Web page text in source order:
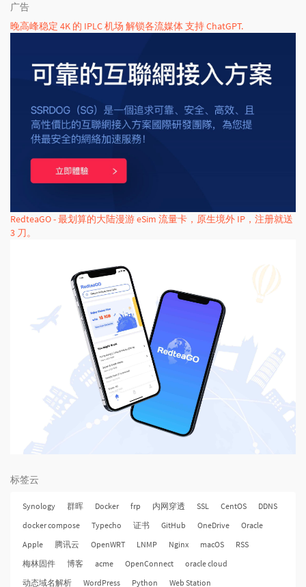
广告
晚高峰稳定 4K 的 IPLC 机场 解锁各流媒体 支持 ChatGPT.
RedteaGO - 最划算的大陆漫游 eSim 流量卡，原生境外 IP，注册就送
3 刀。
标签云
Synology 群晖 Docker frp 内网穿透 SSL CentOS
DDNS
docker compose
Typecho 证书 GitHub OneDrive
Oracle
Apple
腾讯云 OpenWRT LNMP Nginx macOS
RSS
梅林固件
博客 acme OpenConnect
oracle cloud
动态域名解析
WordPress Python Web Station